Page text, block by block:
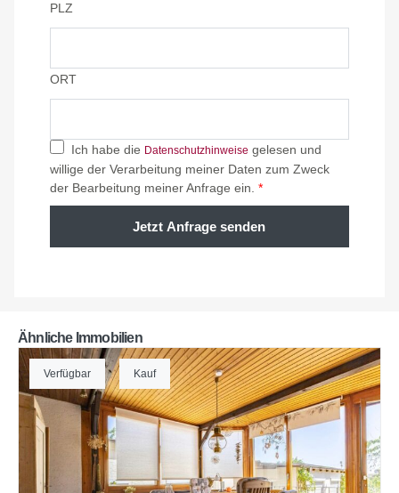
PLZ
ORT
Ich habe die Datenschutzhinweise gelesen und
willige der Verarbeitung meiner Daten zum Zweck
der Bearbeitung meiner Anfrage ein. *
Jetzt Anfrage senden
Ähnliche Immobilien
Verfügbar Kauf